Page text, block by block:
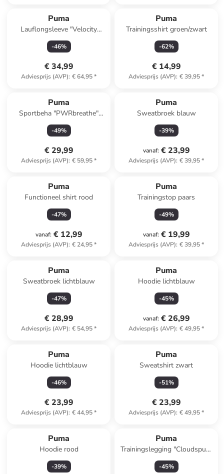
Puma
Lauflongsleeve "Velocity
Cloudspun" rood
-46%
€ 34,99
Adviesprijs (AVP): € 64,95*
Puma
Trainingsshirt groen/zwart
-62%
€ 14,99
Adviesprijs (AVP): € 39,95*
Puma
Sportbeha "PWRbreathe"
rood - High
-49%
€ 29,99
Adviesprijs (AVP): € 59,95*
Puma
Sweatbroek blauw
-39%
vanaf: € 23,99
Adviesprijs (AVP): € 39,95*
Puma
Functioneel shirt rood
-47%
vanaf: € 12,99
Adviesprijs (AVP): € 24,95*
Puma
Trainingstop paars
-49%
vanaf: € 19,99
Adviesprijs (AVP): € 39,95*
Puma
Sweatbroek lichtblauw
-47%
€ 28,99
Adviesprijs (AVP): € 54,95*
Puma
Hoodie lichtblauw
-45%
vanaf: € 26,99
Adviesprijs (AVP): € 49,95*
Puma
Hoodie lichtblauw
-46%
€ 23,99
Adviesprijs (AVP): € 44,95*
Puma
Sweatshirt zwart
-51%
€ 23,99
Adviesprijs (AVP): € 49,95*
Puma
Hoodie rood
-39%
Puma
Trainingslegging "Cloudspun"
paars
-45%